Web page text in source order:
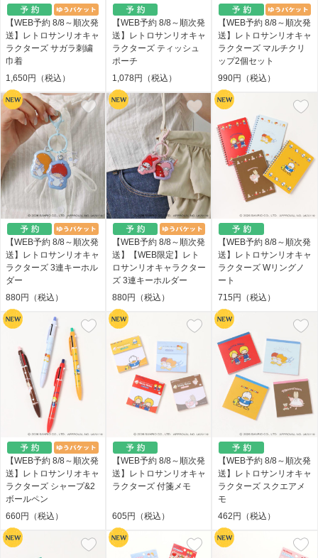
【WEB予約 8/8～順次発
送】レトロサンリオキャ
ラクターズ サガラ刺繍
巾着
1,650円（税込）
【WEB予約 8/8～順次発
送】レトロサンリオキャ
ラクターズ ティッシュ
ポーチ
1,078円（税込）
【WEB予約 8/8～順次発
送】レトロサンリオキャ
ラクターズ マルチクリ
ップ2個セット
990円（税込）
【WEB予約 8/8～順次発
送】レトロサンリオキャ
ラクターズ 3連キーホル
ダー
880円（税込）
【WEB予約 8/8～順次発
送】【WEB限定】レト
ロサンリオキャラクター
ズ 3連キーホルダー
880円（税込）
【WEB予約 8/8～順次発
送】レトロサンリオキャ
ラクターズ Wリングノ
ート
715円（税込）
【WEB予約 8/8～順次発
送】レトロサンリオキャ
ラクターズ シャープ&2
ボールペン
660円（税込）
【WEB予約 8/8～順次発
送】レトロサンリオキャ
ラクターズ 付箋メモ
605円（税込）
【WEB予約 8/8～順次発
送】レトロサンリオキャ
ラクターズ スクエアメ
モ
462円（税込）